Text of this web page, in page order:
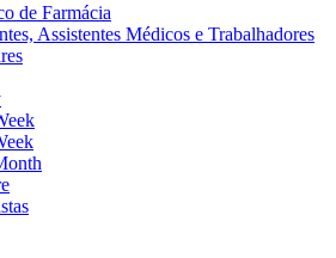
de Farmácia
Assistentes Médicos e Trabalhadores